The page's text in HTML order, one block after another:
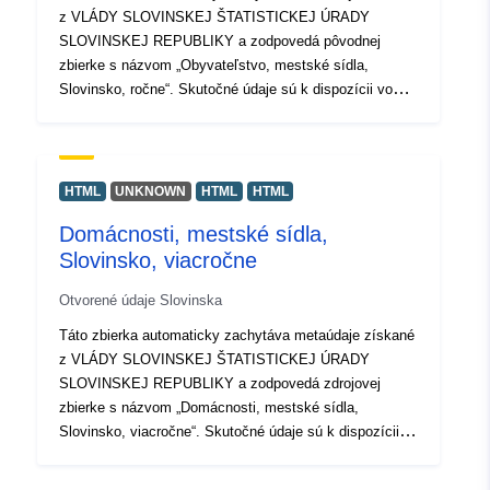
z VLÁDY SLOVINSKEJ ŠTATISTICKEJ ÚRADY
SLOVINSKEJ REPUBLIKY a zodpovedá pôvodnej
zbierke s názvom „Obyvateľstvo, mestské sídla,
Slovinsko, ročne“. Skutočné údaje sú k dispozícii vo
výber dát, a tam je tiež program PX-Win, ktorý možno
stiahnuť zadarmo. Oba umožňujú vybrať údaje na
rôznych formátoch, ako aj zobraziť a vytlačiť tabuľky
neobmedzenej veľkosti a niektoré základné štatistické
HTML UNKNOWN HTML HTML
Domácnosti, mestské sídla,
Slovinsko, viacročne
Otvorené údaje Slovinska
Táto zbierka automaticky zachytáva metaúdaje získané
z VLÁDY SLOVINSKEJ ŠTATISTICKEJ ÚRADY
SLOVINSKEJ REPUBLIKY a zodpovedá zdrojovej
zbierke s názvom „Domácnosti, mestské sídla,
Slovinsko, viacročne“. Skutočné údaje sú k dispozícii